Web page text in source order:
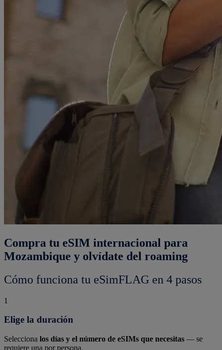
Compra tu eSIM internacional para
Mozambique y olvídate del roaming
Cómo funciona tu eSimFLAG en 4 pasos
1
Elige la duración
Selecciona los días y el número de eSIMs que necesitas — se
requiere una por persona.